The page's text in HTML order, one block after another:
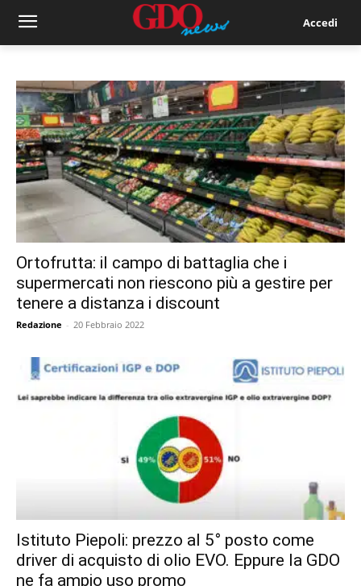
Accedi
Ortofrutta: il campo di battaglia che i
supermercati non riescono più a gestire per
tenere a distanza i discount
Redazione - 20 Febbraio 2022
Istituto Piepoli: prezzo al 5° posto come
driver di acquisto di olio EVO. Eppure la GDO
ne fa ampio uso promo